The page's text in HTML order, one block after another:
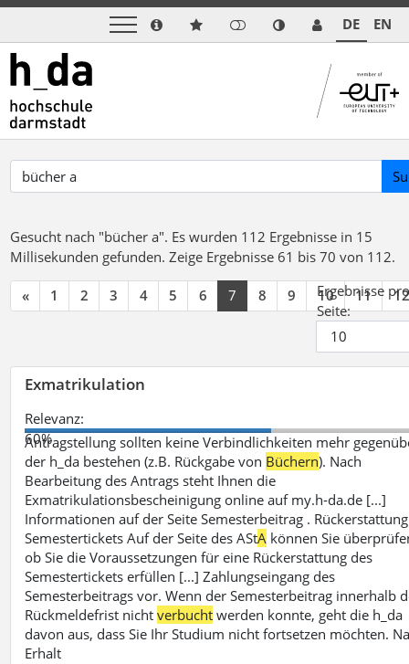
DE EN
Gesucht nach "bücher a". Es wurden 112 Ergebnisse in 15
Millisekunden gefunden.Zeige Ergebnisse 61 bis 70 von 112.
« 1 2 3 4 5 6 7 8 9 10 11 12
Ergebnisse pro
Seite:
Exmatrikulation
Relevanz:
60%
Antragstellung sollten keine Verbindlichkeiten mehr
der h_da bestehen (z.B. Rückgabe von Büchern). Nach
Bearbeitung des Antrags steht Ihnen die
Exmatrikulationsbescheinigung online auf my.h-da.de [...]
Informationen auf der Seite Semesterbeitrag .
Semestertickets Auf der Seite des AStA können Sie
ob Sie die Voraussetzungen für eine Rückerstattung des
Semestertickets erfüllen [...] Zahlungseingang des
Semesterbeitrags vor. Wenn der Semesterbeitrag innerhalb
Rückmeldefrist nichtverbucht werden konnte, geht die h_da
davon aus, dass Sie Ihr Studium nicht fortsetzen möchten.
Erhalt